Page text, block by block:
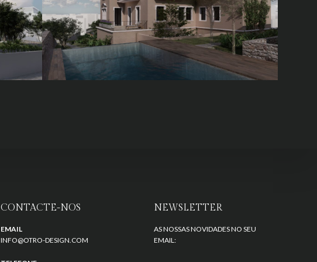
CONTACTE-NOS
EMAIL
INFO@OTRO-DESIGN.COM
NEWSLETTER
AS NOSSAS NOVIDADES NO SEU
EMAIL: